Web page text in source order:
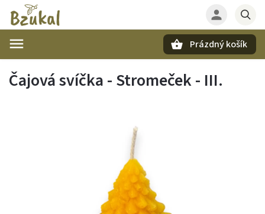
Prázdný košík
Čajová svíčka - Stromeček - III.